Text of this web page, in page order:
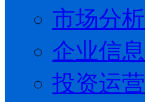
市场分析
企业信息
投资运营